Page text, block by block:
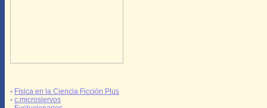
- Física en la Ciencia Ficción Plus
- c.microsiervos